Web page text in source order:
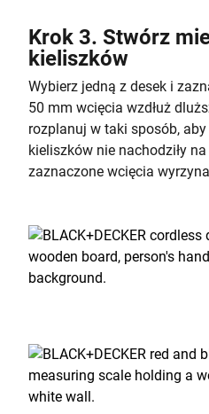
Krok 3. Stwórz
kieliszków
Wybierz jedną z desek i
50 mm wcięcia wzdłuż
rozplanuj w taki sposób,
kieliszków nie nachodziły
zaznaczone wcięcia